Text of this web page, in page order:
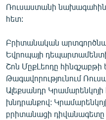
ՀԵՏԵՎԵՔ ՄԵԶ
«Ազատության» բոլոր
Ռուսաստանի նախագահին
հետ:
Բրիտանական
Եվրոպայի
Շոն ՄըքԼեոդը հինգշաբթի
Թագավորությունում
Ալեքսանդր
խնդրանքով:
բրիտանացի դիվանագետը